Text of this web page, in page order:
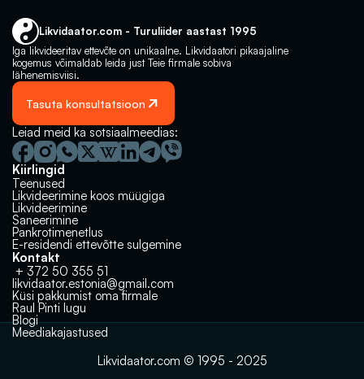
Likvidaator.com - Turuliider aastast 1995
Iga likvideeritav ettevõte on unikaalne. Likvidaatori pikaajaline
kogemus võimaldab leida just Teie firmale sobiva
lähenemisviisi.
Tasuta konsultatsioon
Leiad meid ka sotsiaalmeedias:
Kiirlingid
Teenused
Likvideerimine koos müügiga
Likvideerimine
Saneerimine
Pankrotimenetlus
E-residendi ettevõtte sulgemine
Kontakt
+ 372 50 355 51
likvidaator.estonia@gmail.com
Küsi pakkumist oma firmale
Raul Pinti lugu
Blogi
Meediakajastused
Likvidaator.com © 1995 - 2025